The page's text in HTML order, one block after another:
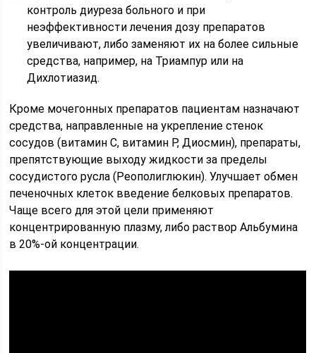
контроль диуреза больного и при
неэффективности лечения дозу препаратов
увеличивают, либо заменяют их на более сильные
средства, например, на Триампур или на
Дихлотиазид.
Кроме мочегонных препаратов пациентам назначают
средства, направленные на укрепление стенок
сосудов (витамин С, витамин Р, Диосмин), препараты,
препятствующие выходу жидкости за пределы
сосудистого русла (Реополиглюкин). Улучшает обмен
печеночных клеток введение белковых препаратов.
Чаще всего для этой цели применяют
концентрированную плазму, либо раствор Альбумина
в 20%-ой концентрации.